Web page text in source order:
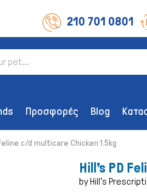
210 701 0801
Προσφορές Blog
c/d multicare Chicken 1.5kg
Hill's PD
by Hill's